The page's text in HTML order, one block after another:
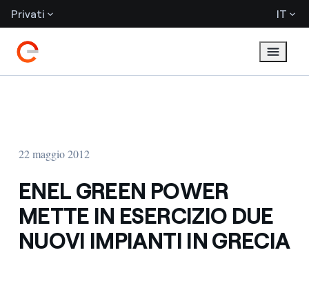
Privati IT
22 maggio 2012
ENEL GREEN POWER
METTE IN ESERCIZIO DUE
NUOVI IMPIANTI IN GRECIA